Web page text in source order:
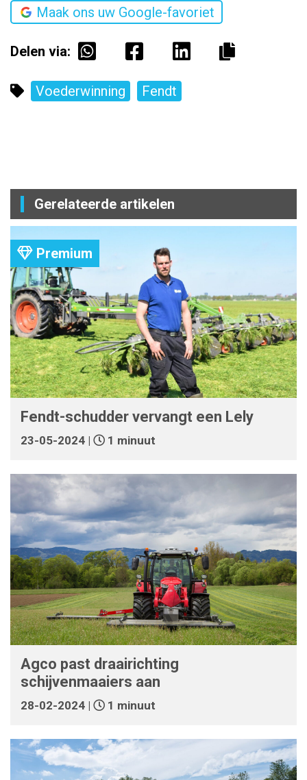
Maak ons uw Google-favoriet
Delen via:
Voederwinning Fendt
Gerelateerde artikelen
Premium
Fendt-schudder vervangt een Lely
23-05-2024 | 1 minuut
Agco past draairichting
schijvenmaaiers aan
28-02-2024 | 1 minuut